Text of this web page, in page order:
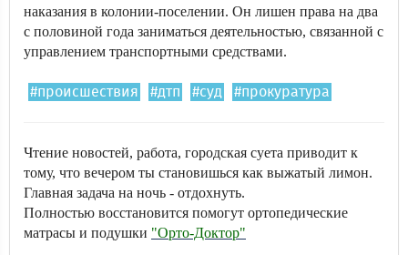
наказания в колонии-поселении. Он лишен права на два
с половиной года заниматься деятельностью, связанной с
управлением транспортными средствами.
#происшествия #дтп #суд #прокуратура
Чтение новостей, работа, городская суета приводит к
тому, что вечером ты становишься как выжатый лимон.
Главная задача на ночь - отдохнуть.
Полностью восстановится помогут ортопедические
матрасы и подушки "Орто-Доктор"